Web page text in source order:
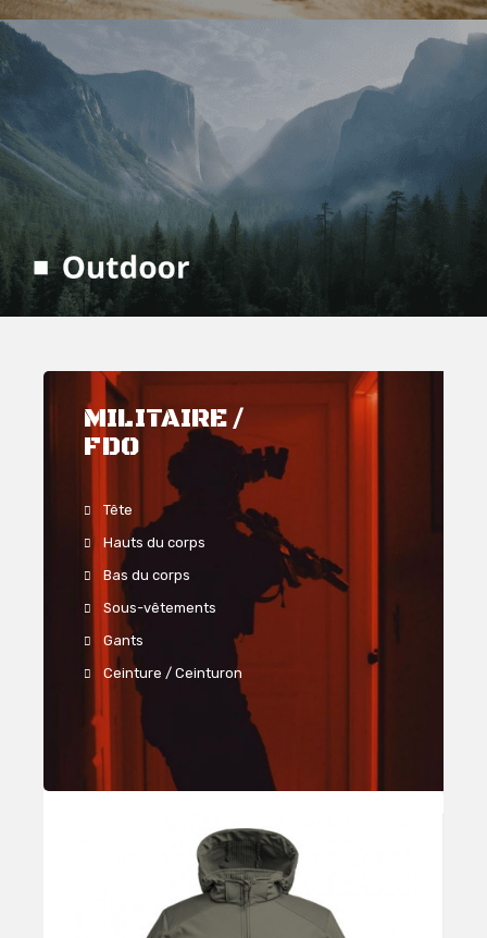
MILITAIRE /
FDO
Tête
Hauts du corps
Bas du corps
Sous-vêtements
Gants
Ceinture / Ceinturon